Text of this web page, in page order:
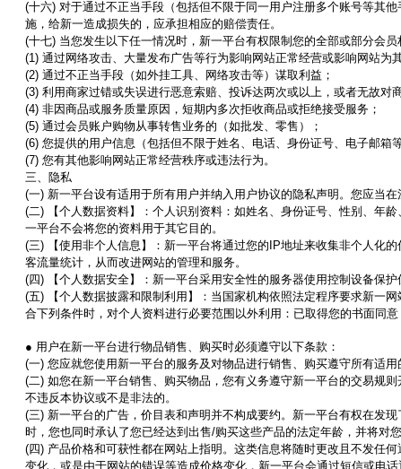
(十六) 对于通过不正当手段（包括但不限于同一用户注册多个账号等其
施，给新一造成损失的，应承担相应的赔偿责任。
(十七) 当您发生以下任一情况时，新一平台有权限制您的全部或部分会
(1) 通过网络攻击、大量发布广告等行为影响网站正常经营或影响网站为
(2) 通过不正当手段（如外挂工具、网络攻击等）谋取利益；
(3) 利用商家过错或失误进行恶意索赔、投诉达两次或以上，或者无故对
(4) 非因商品或服务质量原因，短期内多次拒收商品或拒绝接受服务；
(5) 通过会员账户购物从事转售业务的（如批发、零售）；
(6) 您提供的用户信息（包括但不限于姓名、电话、身份证号、电子邮箱
(7) 您有其他影响网站正常经营秩序或违法行为。
三、隐私
(一) 新一平台设有适用于所有用户并纳入用户协议的隐私声明。您应当
(二)
【个人数据资料】：个人识别资料：如姓名、身份证号、性别、年
一平台不会将您的资料用于其它目的。
(三) 【使用非个人信息】：新一平台将通过您的 IP地址来收集非个人化
客流量统计，从而改进网站的管理和服务。
(四 )
【个人数据安全】：新一平台采用安全性的服务器使用控制设备保护
(五)
【个人数据披露和限制利用】：当国家机构依照法定程序要求新一
合下列条件时，对个人资料进行必要范围以外利用：已取得您的书面同
● 用户在新一平台进行物品销售、购买时必须遵守以下条款：
(一) 您应就您使用新一平台的服务及对物品进行销售、购买遵守所有适
(二) 如您在新一平台销售、购买物品，您有义务遵守新一平台的交易规
不违反本协议或不是非法的。
(三) 新一平台的广告，价目表和声明并不构成要约。新一平台有权在发
时，您也同时承认了您已经达到出售/购买这些产品的法定年龄，并将对
(四 ) 产品价格和可获性都在网站上指明。这类信息将随时更改且不发任
变化，或是由于网站的错误等造成价格变化，新一平台会通过短信或电